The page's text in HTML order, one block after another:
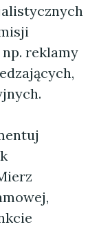
reklamy